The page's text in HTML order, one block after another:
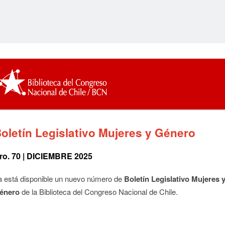
Legislativo Mujeres y Género
70 | DICIEMBRE 2025
está disponible un nuevo número de Boletín Legislativo Mujeres y
de la Biblioteca del Congreso Nacional de Chile.